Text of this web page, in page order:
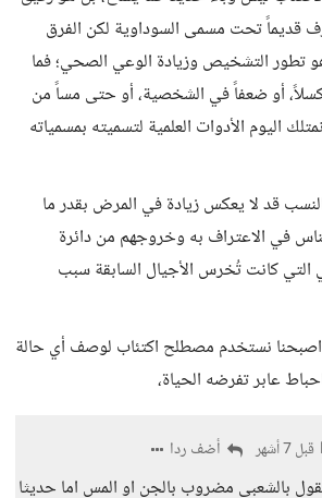
قديماً تحت مسمى السوداوية لكن الفرق
تطور التشخيص وزيادة الوعي الصحي؛ فما
كسلاً، أو ضعفاً في الشخصية، أو حتى مساً من
اليوم الأدوات العلمية لتسميته بمسمياته
قد لا يعكس زيادة في المرض بقدر ما
في الاعتراف به وخروجهم من دائرة
التي كانت تُخرس الأجيال السابقة سبب
اصبحنا ​نستخدم مصطلح اكتئاب لوصف أي حالة
عابر تفرضه الحياة،
قبل 7 أشهر أضف ردا
بالشعبي مضروب بالجن او المس اما حديثا